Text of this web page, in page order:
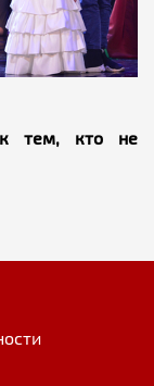
тем, кто не